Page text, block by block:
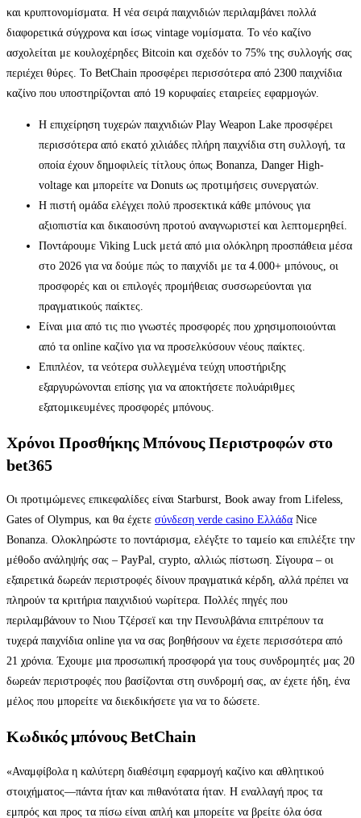
και κρυπτονομίσματα. Η νέα σειρά παιχνιδιών περιλαμβάνει πολλά
διαφορετικά σύγχρονα και ίσως vintage νομίσματα. Το νέο καζίνο
ασχολείται με κουλοχέρηδες Bitcoin και σχεδόν το 75% της συλλογής σας
περιέχει θύρες. Το BetChain προσφέρει περισσότερα από 2300 παιχνίδια
καζίνο που υποστηρίζονται από 19 κορυφαίες εταιρείες εφαρμογών.
Η επιχείρηση τυχερών παιχνιδιών Play Weapon Lake προσφέρει
περισσότερα από εκατό χιλιάδες πλήρη παιχνίδια στη συλλογή, τα
οποία έχουν δημοφιλείς τίτλους όπως Bonanza, Danger High-
voltage και μπορείτε να Donuts ως προτιμήσεις συνεργατών.
Η πιστή ομάδα ελέγχει πολύ προσεκτικά κάθε μπόνους για
αξιοπιστία και δικαιοσύνη προτού αναγνωριστεί και λεπτομερηθεί.
Ποντάρουμε Viking Luck μετά από μια ολόκληρη προσπάθεια μέσα
στο 2026 για να δούμε πώς το παιχνίδι με τα 4.000+ μπόνους, οι
προσφορές και οι επιλογές προμήθειας συσσωρεύονται για
πραγματικούς παίκτες.
Είναι μια από τις πιο γνωστές προσφορές που χρησιμοποιούνται
από τα online καζίνο για να προσελκύσουν νέους παίκτες.
Επιπλέον, τα νεότερα συλλεγμένα τεύχη υποστήριξης
εξαργυρώνονται επίσης για να αποκτήσετε πολυάριθμες
εξατομικευμένες προσφορές μπόνους.
Χρόνοι Προσθήκης Μπόνους Περιστροφών στο
bet365
Οι προτιμώμενες επικεφαλίδες είναι Starburst, Book away from Lifeless,
Gates of Olympus, και θα έχετε σύνδεση verde casino Ελλάδα Nice
Bonanza. Ολοκληρώστε το ποντάρισμα, ελέγξτε το ταμείο και επιλέξτε την
μέθοδο ανάληψής σας – PayPal, crypto, αλλιώς πίστωση. Σίγουρα – οι
εξαιρετικά δωρεάν περιστροφές δίνουν πραγματικά κέρδη, αλλά πρέπει να
πληρούν τα κριτήρια παιχνιδιού νωρίτερα. Πολλές πηγές που
περιλαμβάνουν το Νιου Τζέρσεϊ και την Πενσυλβάνια επιτρέπουν τα
τυχερά παιχνίδια online για να σας βοηθήσουν να έχετε περισσότερα από
21 χρόνια. Έχουμε μια προσωπική προσφορά για τους συνδρομητές μας 20
δωρεάν περιστροφές που βασίζονται στη συνδρομή σας, αν έχετε ήδη, ένα
μέλος που μπορείτε να διεκδικήσετε για να το δώσετε.
Κωδικός μπόνους BetChain
«Αναμφίβολα η καλύτερη διαθέσιμη εφαρμογή καζίνο και αθλητικού
στοιχήματος—πάντα ήταν και πιθανότατα ήταν. Η εναλλαγή προς τα
εμπρός και προς τα πίσω είναι απλή και μπορείτε να βρείτε όλα όσα